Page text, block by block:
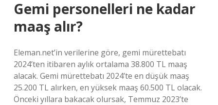
Gemi personelleri ne kadar
maaş alır?
Eleman.net’in verilerine göre, gemi mürettebatı
2024’ten itibaren aylık ortalama 38.800 TL maaş
alacak. Gemi mürettebatı 2024’te en düşük maaş
25.200 TL alırken, en yüksek maaş 60.500 TL olacak.
Önceki yıllara bakacak olursak, Temmuz 2023’te